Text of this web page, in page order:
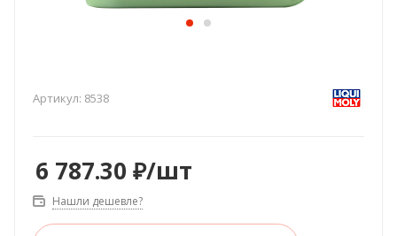
Артикул: 8538
6 787.30 ₽/шт
Нашли дешевле?